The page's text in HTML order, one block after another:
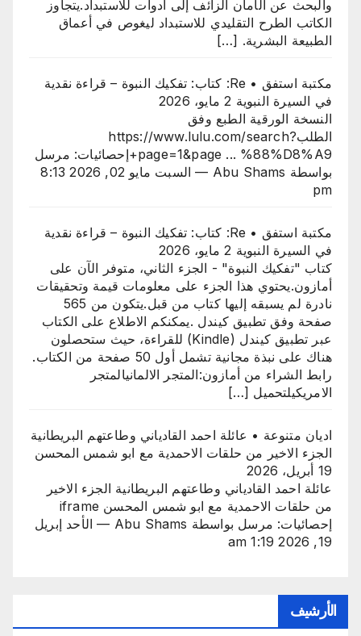
والبحث عن الأمان الزائف إلى أدوات للاستبداد.يتجاوز
الكاتب الطرح التقليدي للاستبداد ليغوص في أعماق
الطبيعة البشرية. […]
مكتبة استفق • Re: كتاب: تفكيك النبوة – قراءة نقدية
في السيرة النبوية 2 مايو، 2026
النسخة الورقية الطبع وفق
الطلبhttps://www.lulu.com/search?
page=1&page ... %88%D8%A9+إحصائيات: مرسل
بواسطة Abu Shams — السبت مايو 02, 2026 8:13
pm
مكتبة استفق • Re: كتاب: تفكيك النبوة – قراءة نقدية
في السيرة النبوية 2 مايو، 2026
كتاب "تفكيك النبوة" - الجزء الثاني، متوفر الآن على
أمازون.​يحتوي هذا الجزء على معلومات قيمة وتحقيقات
نادرة لم يسبقه إليها كتاب من قبل.يتكون من 565
صفحة وفق تطبيق كيندل .​يمكنكم الاطلاع على الكتاب
عبر تطبيق كيندل (Kindle) للقراءة، حيث ستحصلون
هناك على نبذة مجانية تشمل أول 50 صفحة من الكتاب.​
رابط الشراء من أمازون:المتجر الالمانيالمتجر
الامريكيلتحميل […]
اديان متنوعة • عائلة احمد القادياني وطاعتهم البريطانية
الجزء الاخير من حلقات الاحمدية مع ابو شمس المحسن
19 أبريل، 2026
عائلة احمد القادياني وطاعتهم البريطانية الجزء الاخير
من حلقات الاحمدية مع ابو شمس المحسن iframe
إحصائيات: مرسل بواسطة Abu Shams — الأحد إبريل
19, 2026 1:19 am
الأرشيف